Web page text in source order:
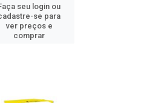
seu login ou
se para
ver preços e
comprar